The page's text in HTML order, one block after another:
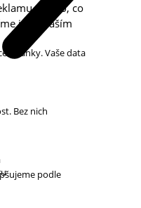
u toho, co
jen s vaším
stránky. Vaše data
Bez nich
podle